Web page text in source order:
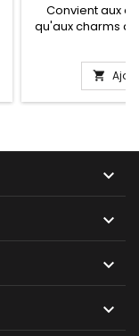
Convient aux
qu'aux charms
anniversaire de
disponible :




